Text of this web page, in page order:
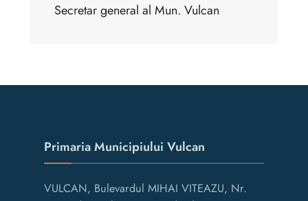
Secretar general al Mun. Vulcan
Primaria Municipiului Vulcan
VULCAN, Bulevardul MIHAI VITEAZU, Nr.